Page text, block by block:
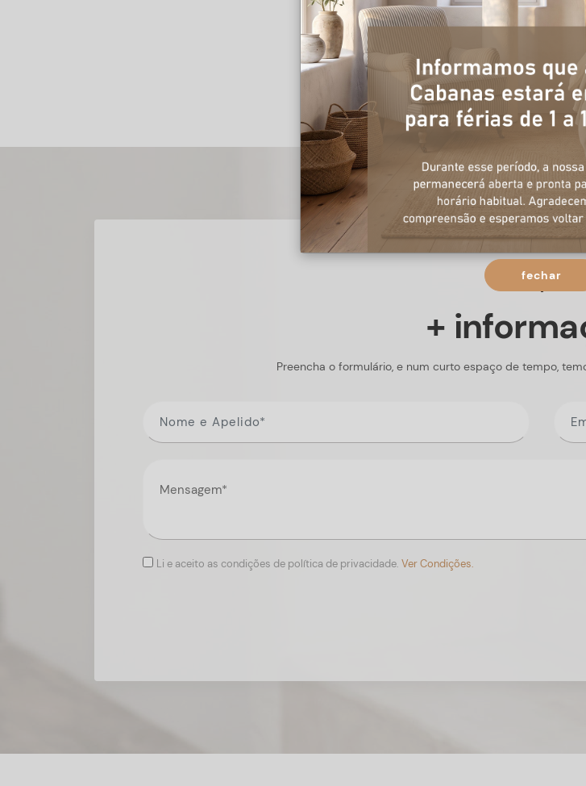
+
Preencha o formulário, e num curto espaço de tempo,
Li e aceito as condições de política de privacidade. Ver Condições.
fechar